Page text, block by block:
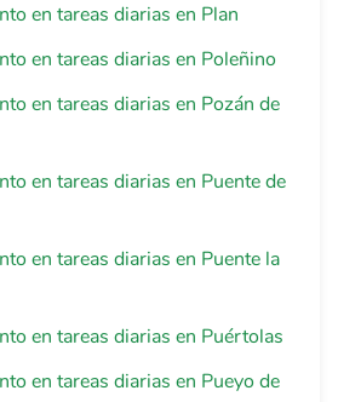
en tareas diarias en Plan
en tareas diarias en Poleñino
en tareas diarias en Pozán de
en tareas diarias en Puente de
en tareas diarias en Puente la
en tareas diarias en Puértolas
en tareas diarias en Pueyo de